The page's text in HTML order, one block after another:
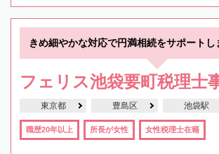
きめ細やかな対応で円満相続をサポートし
フェリス池袋要町税理士
東京都 豊島区 池袋駅
職歴20年以上 所長が女性 女性税理士在籍